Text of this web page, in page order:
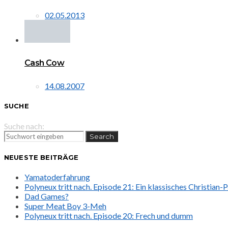
02.05.2013
Cash Cow
14.08.2007
SUCHE
Suche nach:
Search
NEUESTE BEITRÄGE
Yamatoderfahrung
Polyneux tritt nach. Episode 21: Ein klassisches Christian-
Dad Games?
Super Meat Boy 3-Meh
Polyneux tritt nach. Episode 20: Frech und dumm